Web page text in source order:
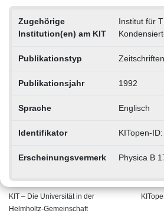
Zugehörige
Institution(en) am KIT
Institut für
Publikationstyp
Publikationsjahr 1992
Sprache Englisch
Identifikator KITopen-
Erscheinungsvermerk Physica B
KIT – Die Universität in der
Helmholtz-Gemeinschaft